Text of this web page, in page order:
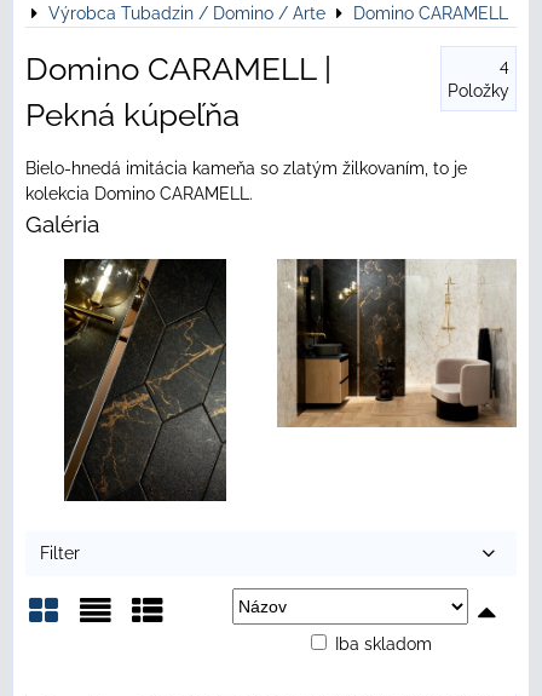
Výrobca Tubadzin / Domino / Arte
Domino CARAMELL
Domino CARAMELL |
Pekná kúpeľňa
4
Položky
Bielo-hnedá imitácia kameňa so zlatým žilkovaním, to je
kolekcia Domino CARAMELL.
Galéria
Filter
Iba skladom